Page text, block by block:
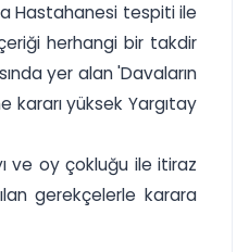
Hastahanesi tespiti ile
herhangi bir takdir
yer alan 'Davaların
kararı yüksek Yargıtay
ve oy çokluğu ile itiraz
gerekçelerle karara